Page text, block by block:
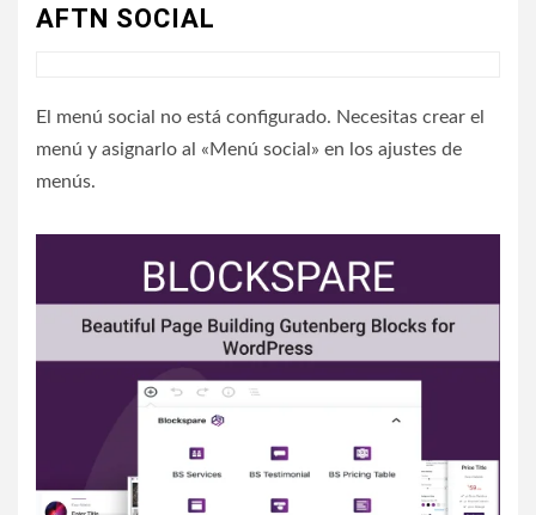
AFTN SOCIAL
El menú social no está configurado. Necesitas crear el
menú y asignarlo al «Menú social» en los ajustes de
menús.